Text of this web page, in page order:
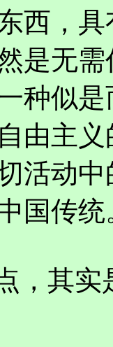
西，
是无
种似
由主
活动
国传统
，其